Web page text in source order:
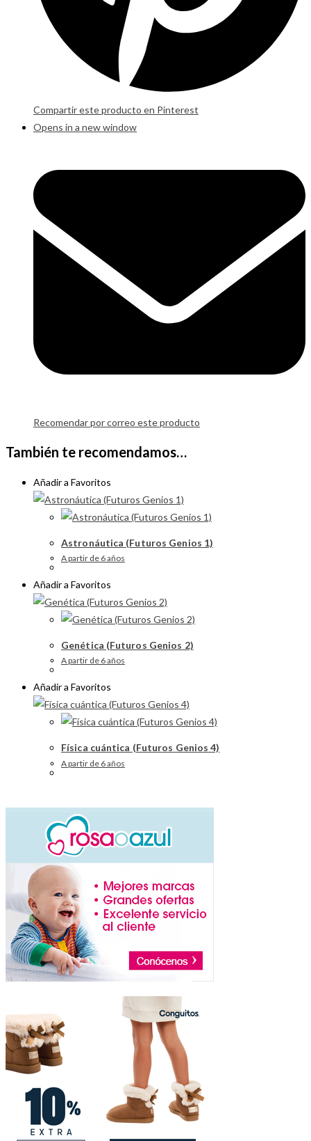
Compartir este producto en Pinterest
Opens in a new window
Recomendar por correo este producto
También te recomendamos…
Añadir a Favoritos
Astronáutica (Futuros Genios 1)
A partir de 6 años
Añadir a Favoritos
Genética (Futuros Genios 2)
A partir de 6 años
Añadir a Favoritos
Física cuántica (Futuros Genios 4)
A partir de 6 años